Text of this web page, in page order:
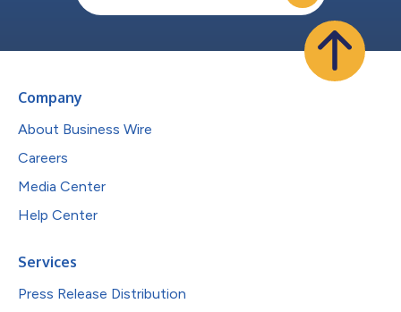
Company
About Business Wire
Careers
Media Center
Help Center
Services
Press Release Distribution